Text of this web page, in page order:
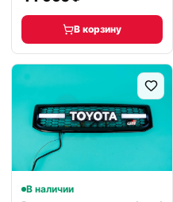
В корзину
В наличии